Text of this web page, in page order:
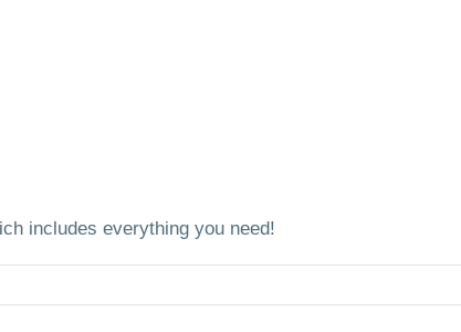
includes everything you need!